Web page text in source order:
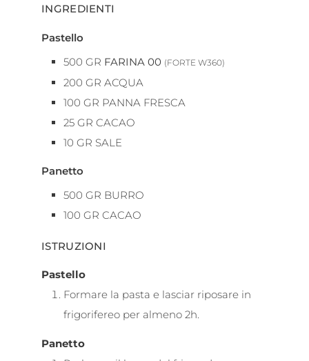
INGREDIENTI
Pastello
500 GR FARINA 00 (FORTE W360)
200 GR ACQUA
100 GR PANNA FRESCA
25 GR CACAO
10 GR SALE
Panetto
500 GR BURRO
100 GR CACAO
ISTRUZIONI
Pastello
Formare la pasta e lasciar riposare in
frigorifereo per almeno 2h.
Panetto